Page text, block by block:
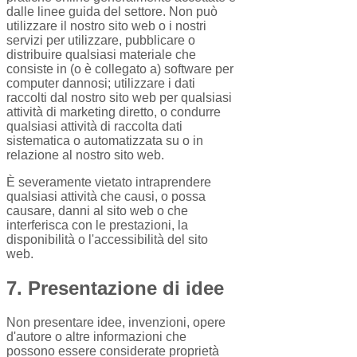
dalle linee guida del settore. Non può
utilizzare il nostro sito web o i nostri
servizi per utilizzare, pubblicare o
distribuire qualsiasi materiale che
consiste in (o è collegato a) software per
computer dannosi; utilizzare i dati
raccolti dal nostro sito web per qualsiasi
attività di marketing diretto, o condurre
qualsiasi attività di raccolta dati
sistematica o automatizzata su o in
relazione al nostro sito web.
È severamente vietato intraprendere
qualsiasi attività che causi, o possa
causare, danni al sito web o che
interferisca con le prestazioni, la
disponibilità o l'accessibilità del sito
web.
7. Presentazione di idee
Non presentare idee, invenzioni, opere
d'autore o altre informazioni che
possono essere considerate proprietà